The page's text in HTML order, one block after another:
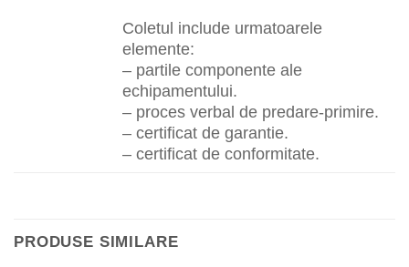
Coletul include urmatoarele
elemente:
– partile componente ale
echipamentului.
– proces verbal de predare-primire.
– certificat de garantie.
– certificat de conformitate.
PRODUSE SIMILARE